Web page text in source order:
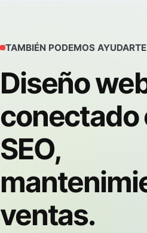
TAMBIÉN PODEMOS
Diseño
conectado
SEO,
ventas.